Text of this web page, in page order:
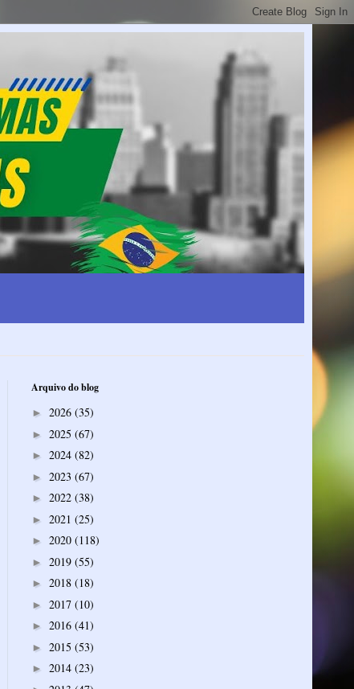
Arquivo do blog
► 2026 (35)
► 2025 (67)
► 2024 (82)
► 2023 (67)
► 2022 (38)
► 2021 (25)
► 2020 (118)
► 2019 (55)
► 2018 (18)
► 2017 (10)
► 2016 (41)
► 2015 (53)
► 2014 (23)